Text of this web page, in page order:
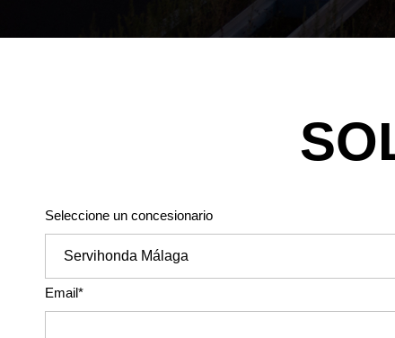
Seleccione un concesionario
Email*